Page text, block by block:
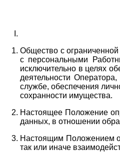
Общество с
с персональными
исключительно в целях
деятельности
службе, обеспечения
сохранности имущества.
Настоящее Положение
данных, в отношении
Настоящим Положением
так или иначе